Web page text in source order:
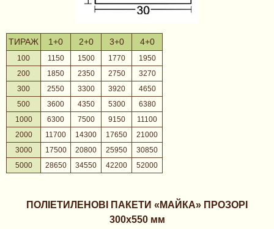
ТИРАЖ 1+0 2+0 3+0 4+0
100 1150 1500 1770
1950
200
1850 2350 2750
3270
300
2550 3300 3920
4650
500
3600 4350 5300
6380
1000
6300 7500 9150
11100
2000
11700 14300 17650
21000
3000
17500 20800 25950
30850
5000
28650 34550 42200 52000
ПОЛІЕТИЛЕНОВІ ПАКЕТИ «МАЙКА» ПРОЗОРІ
300х550 мм